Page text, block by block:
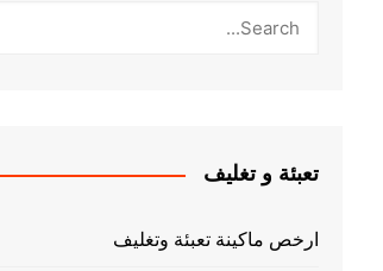
تعبئة و تغليف
ارخص ماكينة تعبئة وتغليف